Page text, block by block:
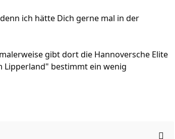
ich hätte Dich gerne mal in der
gibt dort die Hannoversche Elite
Lipperland" bestimmt ein wenig